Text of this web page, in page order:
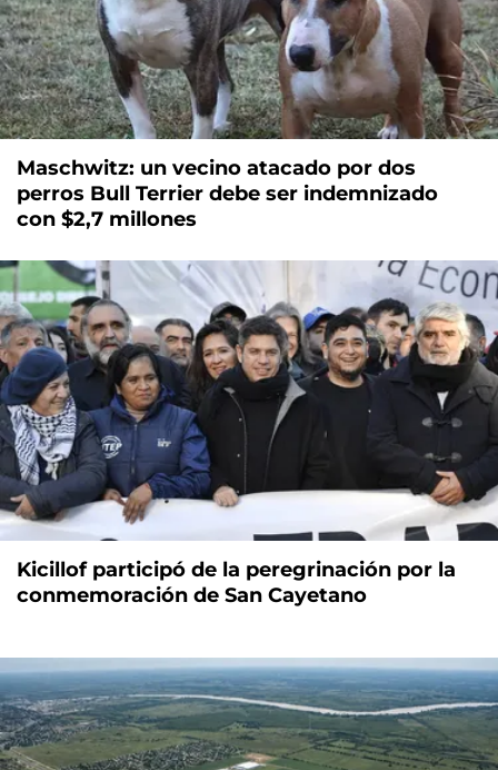
Maschwitz: un vecino atacado por dos
perros Bull Terrier debe ser indemnizado
con $2,7 millones
Kicillof participó de la peregrinación por la
conmemoración de San Cayetano